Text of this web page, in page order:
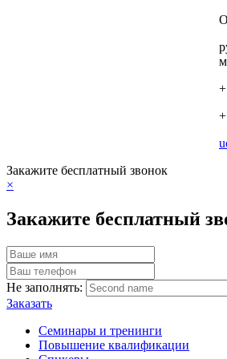
Закажите бесплатный звонок
×
Закажите бесплатный
Не заполнять:
Заказать
Семинары и тренинги
Повышение квалификации